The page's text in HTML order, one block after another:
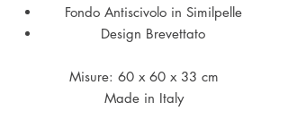
Fondo Antiscivolo in Similpelle
Design Brevettato
Misure: 60 x 60 x 33 cm
Made in Italy